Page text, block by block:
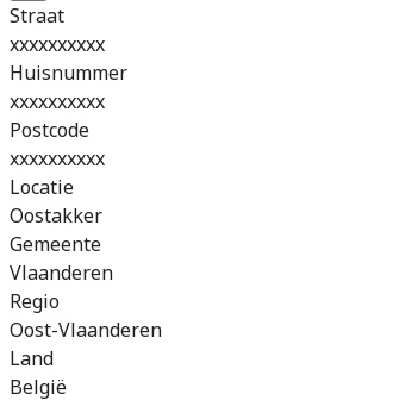
Straat
xxxxxxxxxx
Huisnummer
xxxxxxxxxx
Postcode
xxxxxxxxxx
Locatie
Oostakker
Gemeente
Vlaanderen
Regio
Oost-Vlaanderen
Land
België